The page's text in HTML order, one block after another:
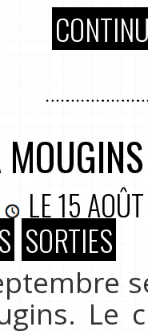
MOUGINS
LE15
SORTIES
Le